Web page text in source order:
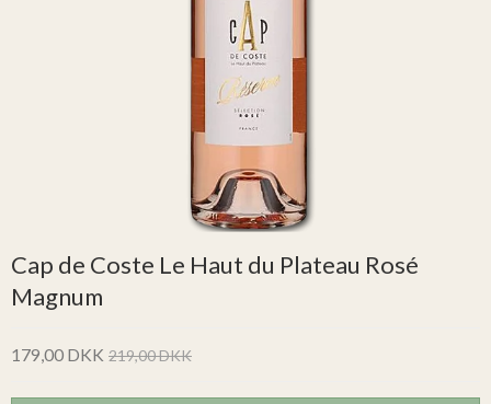
Cap de Coste Le Haut du Plateau Rosé
Magnum
179,00 DKK 219,00 DKK